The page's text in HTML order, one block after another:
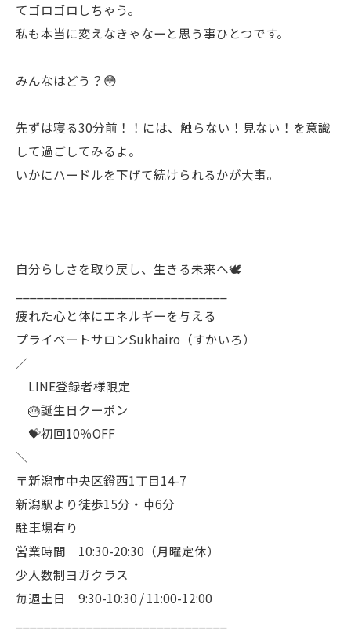
てゴロゴロしちゃう。
私も本当に変えなきゃなーと思う事ひとつです。
みんなはどう？😳
先ずは寝る30分前！！には、触らない！見ない！を意識
して過ごしてみるよ。
いかにハードルを下げて続けられるかが大事。
自分らしさを取り戻し、生きる未来へ🕊️
疲れた心と体にエネルギーを与える
プライベートサロンSukhairo（すかいろ）
／
LINE登録者様限定
🎂誕生日クーポン
💝初回10％OFF
＼
〒新潟市中央区鐙西1丁目14-7
新潟駅より徒歩15分・車6分
駐車場有り
営業時間 10:30-20:30（月曜定休）
少人数制ヨガクラス
毎週土日 9:30-10:30 / 11:00-12:00